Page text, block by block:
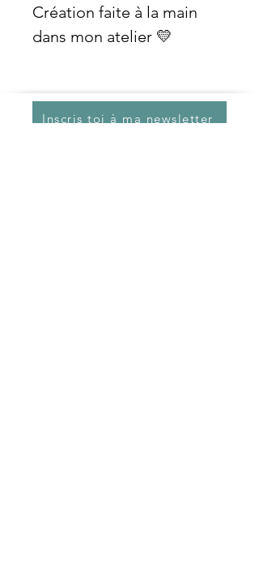
Création faite à la main
dans mon atelier 💛
Inscris toi à ma newsletter